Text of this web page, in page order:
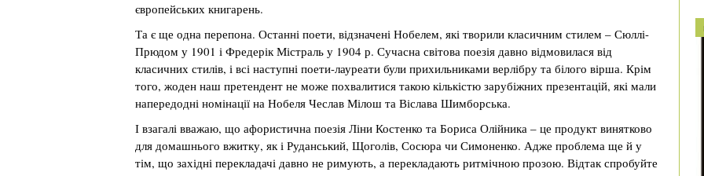
європейських книгарень.
Та є ще одна перепона. Останні поети, відзначені Нобелем, які творили класичним стилем – Сюллі-
Прюдом у 1901 і Фредерік Містраль у 1904 р. Сучасна світова поезія давно відмовилася від
класичних стилів, і всі наступні поети-лауреати були прихильниками верлібру та білого вірша. Крім
того, жоден наш претендент не може похвалитися такою кількістю зарубіжних презентацій, які мали
напередодні номінації на Нобеля Чеслав Мілош та Віслава Шимборська.
І взагалі вважаю, що афористична поезія Ліни Костенко та Бориса Олійника – це продукт винятково
для домашнього вжитку, як і Руданський, Щоголів, Сосюра чи Симоненко. Адже проблема ще й у
тім, що західні перекладачі давно не римують, а перекладають ритмічною прозою. Відтак спробуйте